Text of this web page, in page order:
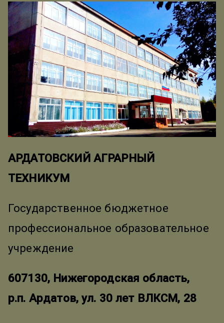
АРДАТОВСКИЙ АГРАРНЫЙ
ТЕХНИКУМ
Государственное бюджетное
профессиональное образовательное
учреждение
607130, Нижегородская область,
р.п. Ардатов, ул. 30 лет ВЛКСМ, 28